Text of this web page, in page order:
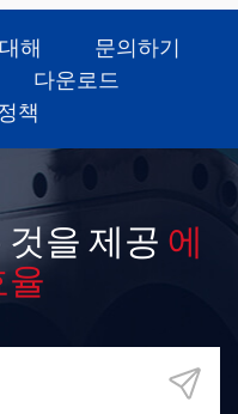
해
문의하기
다운로드
책
을 제공 에
율